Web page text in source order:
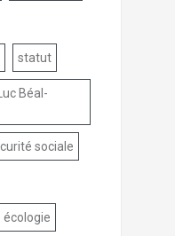
statut
Béal-
sociale
écologie